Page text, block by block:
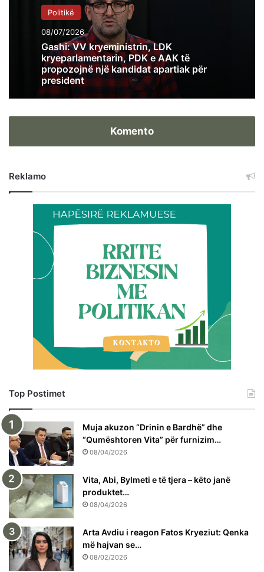
Politikë
08/07/2026
Gashi: VV kryeministrin, LDK
kryeparlamentarin, PDK e AAK të
propozojnë një kandidat apartiak për
president
Komento
Reklamo
Top Postimet
Muja akuzon “Drinin e Bardhë” dhe
“Qumështoren Vita” për furnizim…
08/04/2026
Vita, Abi, Bylmeti e të tjera – këto janë
produktet…
08/04/2026
Arta Avdiu i reagon Fatos Kryeziut: Qenka
më hajvan se…
08/02/2026